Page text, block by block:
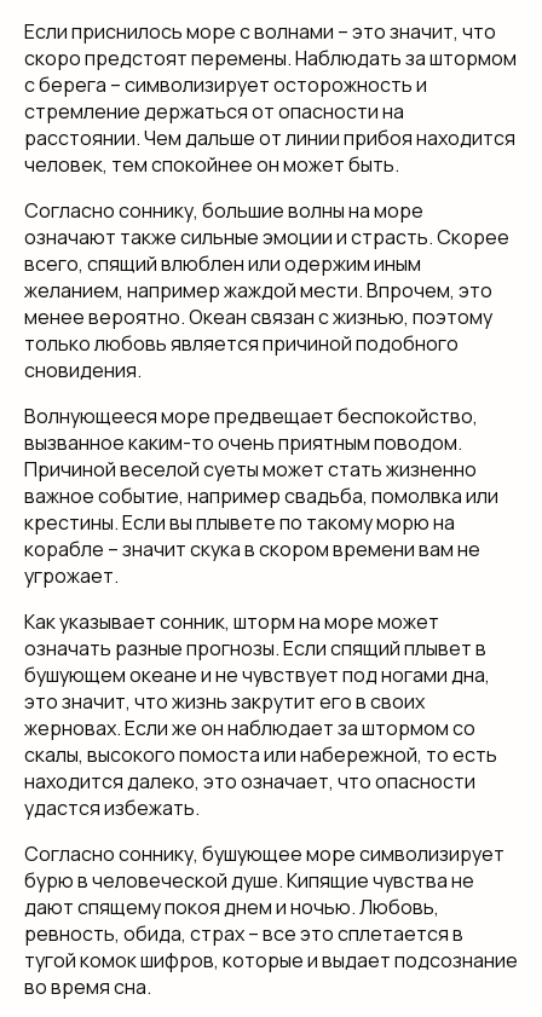
Если приснилось море с волнами – это значит, что
скоро предстоят перемены. Наблюдать за штормом
с берега – символизирует осторожность и
стремление держаться от опасности на
расстоянии. Чем дальше от линии прибоя находится
человек, тем спокойнее он может быть.
Согласно соннику, большие волны на море
означают также сильные эмоции и страсть. Скорее
всего, спящий влюблен или одержим иным
желанием, например жаждой мести. Впрочем, это
менее вероятно. Океан связан с жизнью, поэтому
только любовь является причиной подобного
сновидения.
Волнующееся море предвещает беспокойство,
вызванное каким-то очень приятным поводом.
Причиной веселой суеты может стать жизненно
важное событие, например свадьба, помолвка или
крестины. Если вы плывете по такому морю на
корабле – значит скука в скором времени вам не
угрожает.
Как указывает сонник, шторм на море может
означать разные прогнозы. Если спящий плывет в
бушующем океане и не чувствует под ногами дна,
это значит, что жизнь закрутит его в своих
жерновах. Если же он наблюдает за штормом со
скалы, высокого помоста или набережной, то есть
находится далеко, это означает, что опасности
удастся избежать.
Согласно соннику, бушующее море символизирует
бурю в человеческой душе. Кипящие чувства не
дают спящему покоя днем и ночью. Любовь,
ревность, обида, страх – все это сплетается в
тугой комок шифров, которые и выдает подсознание
во время сна.